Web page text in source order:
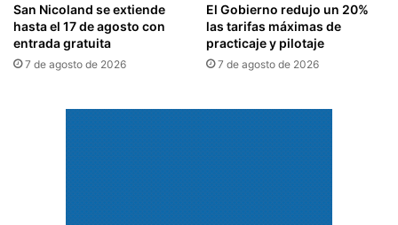
San Nicoland se extiende
hasta el 17 de agosto con
entrada gratuita
7 de agosto de 2026
El Gobierno redujo un 20%
las tarifas máximas de
practicaje y pilotaje
7 de agosto de 2026